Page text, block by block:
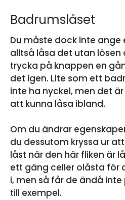
Badrumslåset
Du måste dock inte ange
alltså låsa det utan
trycka på knappen en
det igen. Lite som ett
inte ha nyckel, men det
att kunna låsa ibland.
Om du ändrar
du dessutom kryssa ur
låst när den här fliken är
ett gäng celler olåsta för
i, men så får de ändå
till exempel.